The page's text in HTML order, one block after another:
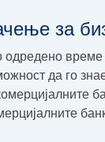
за
одредено
да го